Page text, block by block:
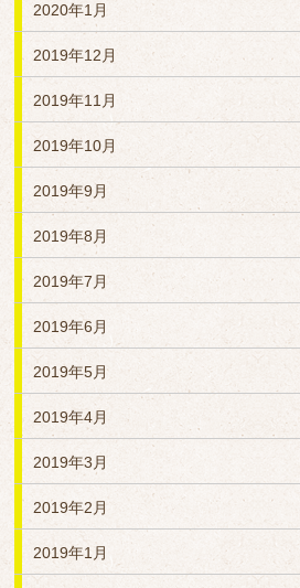
2020年1月
2019年12月
2019年11月
2019年10月
2019年9月
2019年8月
2019年7月
2019年6月
2019年5月
2019年4月
2019年3月
2019年2月
2019年1月